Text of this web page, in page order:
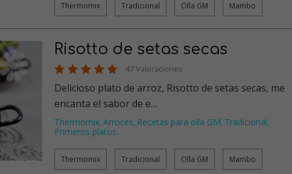
Thermomix Tradicional Olla GM Mambo
Risotto de setas secas
47 Valoraciones
Delicioso plato de arroz, Risotto de setas secas, me
encanta el sabor de e…
Thermomix, Arroces, Recetas para olla GM, Tradicional,
Primeros platos…
Thermomix Tradicional Olla GM Mambo